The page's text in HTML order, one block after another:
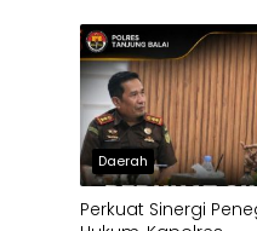
Daerah
Perkuat Sinergi